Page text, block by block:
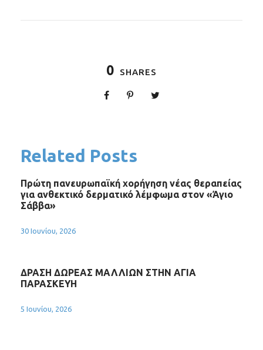
0 SHARES
Related Posts
Πρώτη πανευρωπαϊκή χορήγηση νέας θεραπείας
για ανθεκτικό δερματικό λέμφωμα στον «Άγιο
Σάββα»
30 Ιουνίου, 2026
ΔΡΑΣΗ ΔΩΡΕΑΣ ΜΑΛΛΙΩΝ ΣΤΗΝ ΑΓΙΑ
ΠΑΡΑΣΚΕΥΗ
5 Ιουνίου, 2026